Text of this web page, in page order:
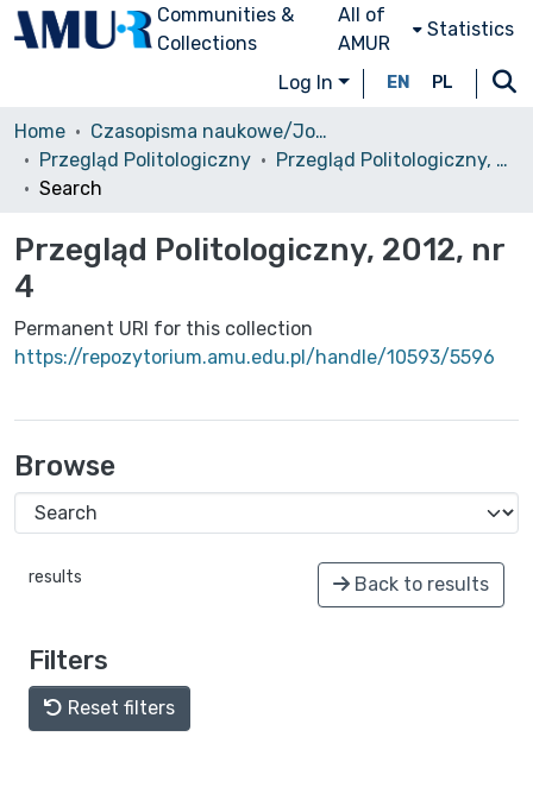
Communities &
Collections
All of
AMUR
Statistics
Log In EN PL
Home
Czasopisma naukowe/Journals
Przegląd Politologiczny
Przegląd Politologiczny, 2012, nr 4
Search
Przegląd Politologiczny, 2012, nr
4
Permanent URI for this collection
https://repozytorium.amu.edu.pl/handle/10593/5596
Browse
results Back to results
Filters
Reset filters